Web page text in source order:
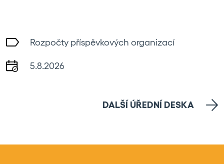
Rozpočty příspěvkových organizací
5.8.2026
DALŠÍ ÚŘEDNÍ DESKA